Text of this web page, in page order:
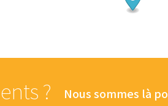
? Nous sommes là